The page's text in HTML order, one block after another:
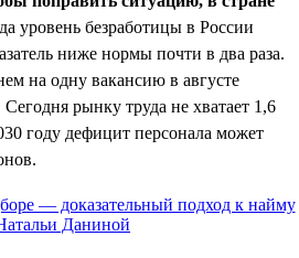
уровень безработицы в России
ниже нормы почти в два раза.
на одну вакансию в августе
рынку труда не хватает 1,6
году дефицит персонала может